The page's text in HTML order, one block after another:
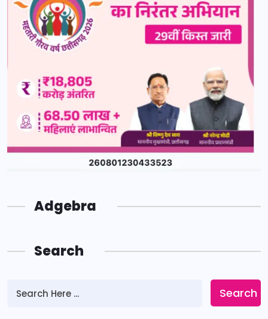
Adgebra
Search
Search